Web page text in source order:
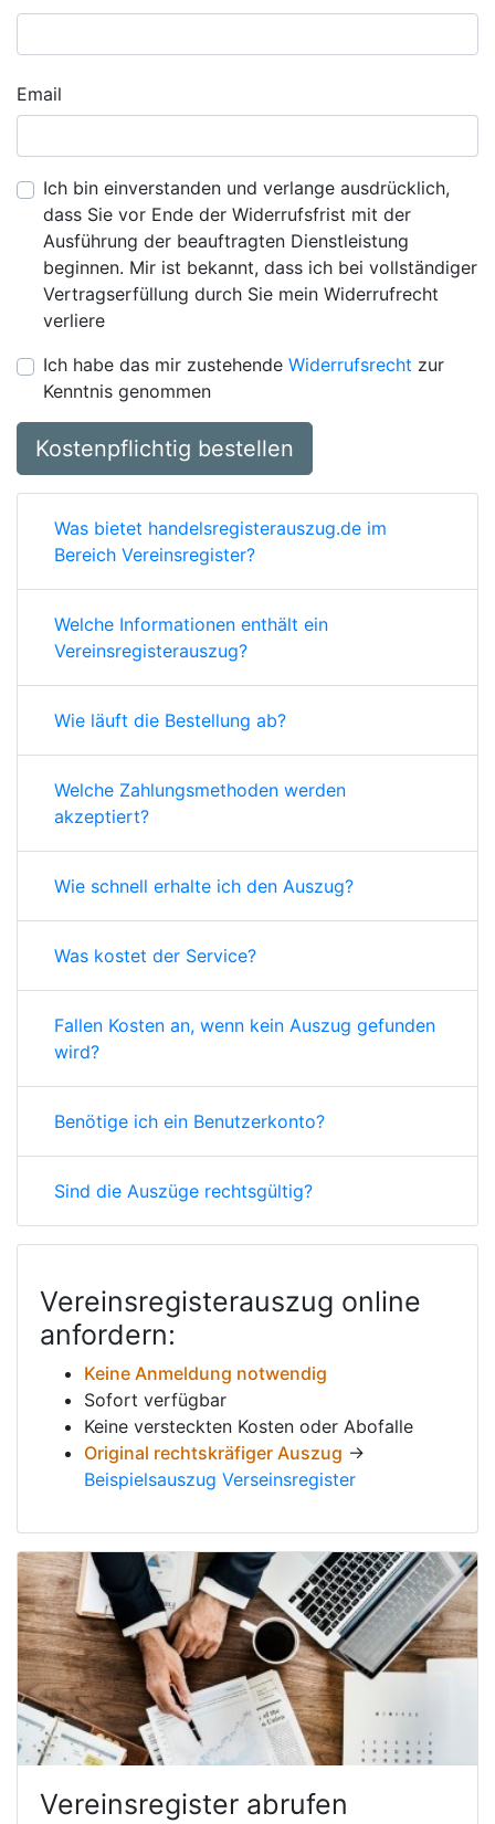
Email
Ich bin einverstanden und verlange ausdrücklich,
dass Sie vor Ende der Widerrufsfrist mit der
Ausführung der beauftragten Dienstleistung
beginnen. Mir ist bekannt, dass ich bei vollständiger
Vertragserfüllung durch Sie mein Widerrufrecht
verliere
Ich habe das mir zustehende Widerrufsrecht zur
Kenntnis genommen
Kostenpflichtig bestellen
Was bietet handelsregisterauszug.de im
Bereich Vereinsregister?
Welche Informationen enthält ein
Vereinsregisterauszug?
Wie läuft die Bestellung ab?
Welche Zahlungsmethoden werden
akzeptiert?
Wie schnell erhalte ich den Auszug?
Was kostet der Service?
Fallen Kosten an, wenn kein Auszug gefunden
wird?
Benötige ich ein Benutzerkonto?
Sind die Auszüge rechtsgültig?
Vereinsregisterauszug online
anfordern:
Keine Anmeldung notwendig
Sofort verfügbar
Keine versteckten Kosten oder Abofalle
Original rechtskräfiger Auszug →
Beispielsauszug Verseinsregister
Vereinsregister abrufen